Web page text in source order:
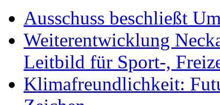
Ausschuss beschließt
Weiterentwicklung
Leitbild für Sport-,
Klimafreundlichkeit: